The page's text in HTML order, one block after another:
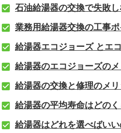
石油給湯器の交換で失敗
業務用給湯器交換の工事ポ
給湯器エコジョーズ とエ
給湯器のエコジョーズの
給湯器の交換と修理のメ
給湯器の平均寿命はどのく
給湯器はどれを選べばいい